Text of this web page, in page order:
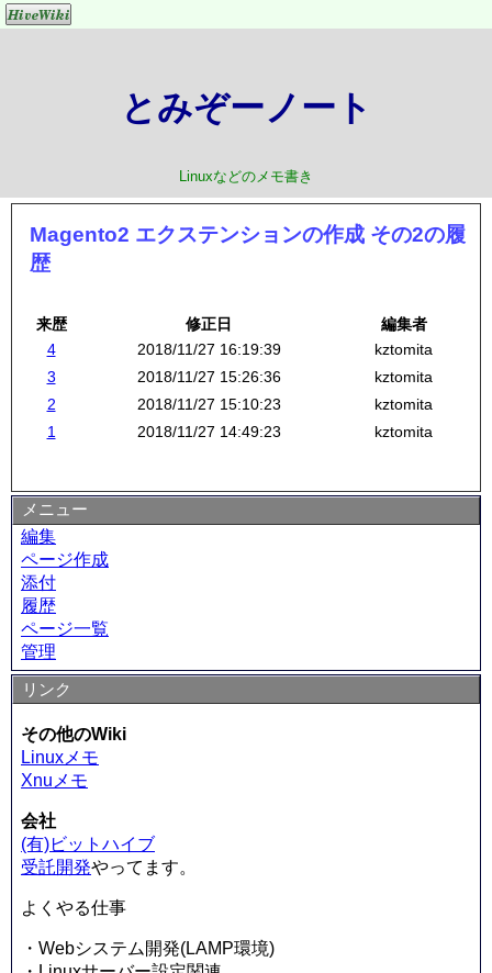
とみぞーノート
Linuxなどのメモ書き
Magento2 エクステンションの作成 その2の履
歴
来歴 修正日
編集者
4
2018/11/27 16:19:39
kztomita
3
2018/11/27 15:26:36
kztomita
2
2018/11/27 15:10:23
kztomita
1
2018/11/27 14:49:23 kztomita
メニュー
編集
ページ作成
添付
履歴
ページ一覧
管理
リンク
その他のWiki
Linuxメモ
Xnuメモ
会社
(有)ビットハイブ
受託開発やってます。
よくやる仕事
・Webシステム開発(LAMP環境)